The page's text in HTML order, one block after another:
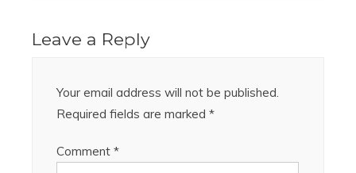
Leave a Reply
Your email address will not be published.
Required fields are marked *
Comment *